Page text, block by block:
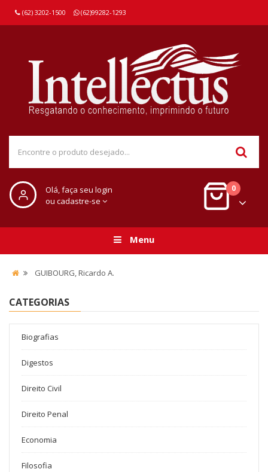
(62) 3202-1500 (62)99282-1293
Olá, faça seu login
ou cadastre-se
0
Menu
GUIBOURG, Ricardo A.
CATEGORIAS
Biografias
Digestos
Direito Civil
Direito Penal
Economia
Filosofia